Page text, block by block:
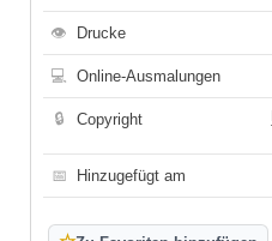
👁 Drucke
💻 Online-Ausmalungen
🔒 Copyright
📅 Hinzugefügt am